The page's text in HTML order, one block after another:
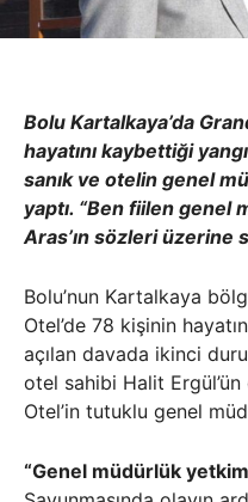
Bolu Kartalkaya’da
hayatını kaybettiği
sanık ve otelin genel
yaptı. “Ben fiilen genel
Aras’ın sözleri üzerine
Bolu’nun Kartalkaya
Otel’de 78 kişinin
açılan davada ikinci
otel sahibi Halit
Otel’in tutuklu genel
“Genel müdürlük